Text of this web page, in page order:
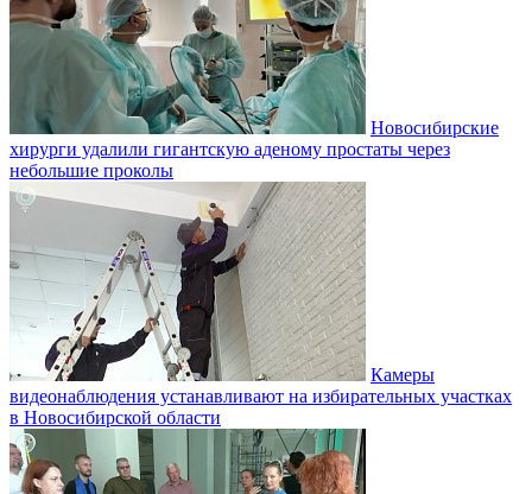
Новосибирские
хирурги удалили гигантскую аденому простаты через
небольшие проколы
Камеры
видеонаблюдения устанавливают на избирательных участках
в Новосибирской области